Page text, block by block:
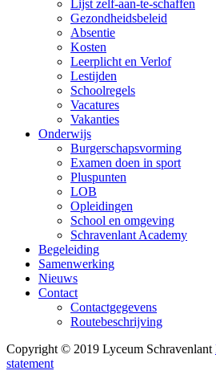
Lijst zelf-aan-te-schaffen
Gezondheidsbeleid
Absentie
Kosten
Leerplicht en Verlof
Lestijden
Schoolregels
Vacatures
Vakanties
Onderwijs
Burgerschapsvorming
Examen doen in sport
Pluspunten
LOB
Opleidingen
School en omgeving
Schravenlant Academy
Begeleiding
Samenwerking
Nieuws
Contact
Contactgegevens
Routebeschrijving
Copyright © 2019 Lyceum Schravenlant
statement